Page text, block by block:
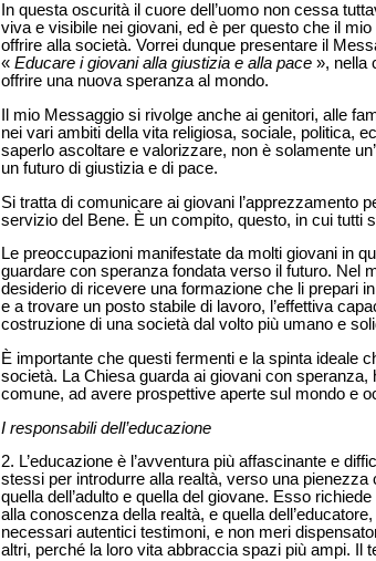
In questa oscurità il cuore dell’uomo non cessa
viva e visibile nei giovani, ed è per questo che il
offrire alla società. Vorrei dunque presentare il
« Educare i giovani alla giustizia e alla pace », nella
offrire una nuova speranza al mondo.
Il mio Messaggio si rivolge anche ai genitori, alle
nei vari ambiti della vita religiosa, sociale, politica,
saperlo ascoltare e valorizzare, non è solamente
un futuro di giustizia e di pace.
Si tratta di comunicare ai giovani l’apprezzamento
servizio del Bene. È un compito, questo, in cui tutti
Le preoccupazioni manifestate da molti giovani in
guardare con speranza fondata verso il futuro. Nel
desiderio di ricevere una formazione che li prepari
e a trovare un posto stabile di lavoro, l’effettiva
costruzione di una società dal volto più umano e
È importante che questi fermenti e la spinta ideale
società. La Chiesa guarda ai giovani con
comune, ad avere prospettive aperte sul mondo e
I responsabili dell’educazione
2. L’educazione è l’avventura più affascinante e
stessi per introdurre alla realtà, verso una pienezza
quella dell’adulto e quella del giovane. Esso
alla conoscenza della realtà, e quella
necessari autentici testimoni, e non meri
altri, perché la loro vita abbraccia spazi più ampi. Il